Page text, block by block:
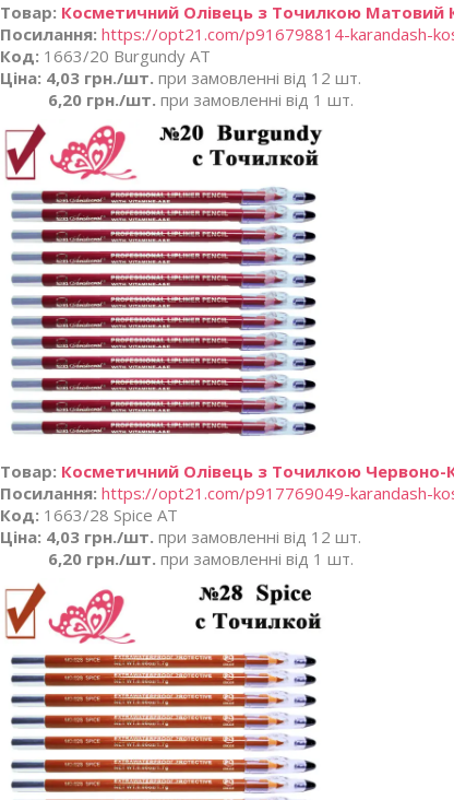
Товар: Косметичний Олівець з Точилкою Матовий
Посилання: https://opt21.com/p916798814-karandash-
Код: 1663/20 Burgundy AT
Ціна: 4,03 грн./шт. при замовленні від 12 шт.
6,20 грн./шт. при замовленні від 1 шт.
Товар: Косметичний Олівець з Точилкою Червоно-
Посилання: https://opt21.com/p917769049-karandash-
Код: 1663/28 Spice AT
Ціна: 4,03 грн./шт. при замовленні від 12 шт.
6,20 грн./шт. при замовленні від 1 шт.